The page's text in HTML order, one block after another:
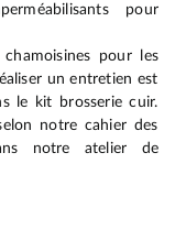
pour
pour les
un entretien est
le kit brosserie cuir.
notre cahier des
notre atelier de